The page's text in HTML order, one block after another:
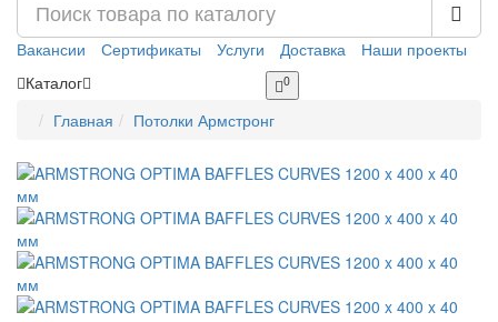
Вакансии Сертификаты Услуги Доставка
Наши проекты
Каталог
0
Главная Потолки Армстронг